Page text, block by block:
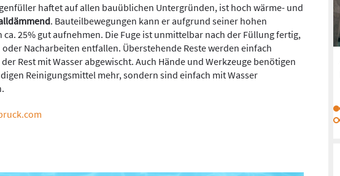
haftet auf allen bauüblichen Untergründen, ist hoch wärme- und
. Bauteilbewegungen kann er aufgrund seiner hohen
ca. 25% gut aufnehmen. Die Fuge ist unmittelbar nach der Füllung fertig,
Nacharbeiten entfallen. Überstehende Reste werden einfach
Rest mit Wasser abgewischt. Auch Hände und Werkzeuge benötigen
Reinigungsmittel mehr, sondern sind einfach mit Wasser